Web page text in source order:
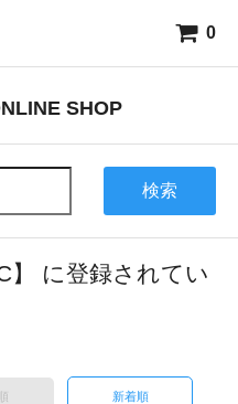
0
SHOP
検索
】 に登録されてい
新着順